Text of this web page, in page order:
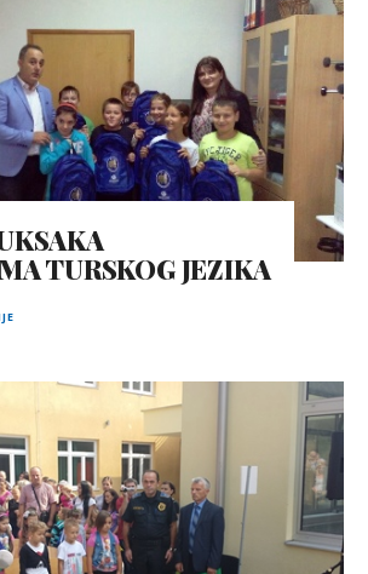
TURSKOG JEZIKA